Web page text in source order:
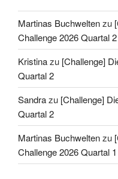
Martinas Buchweltenzu
Challenge 2026 Quartal 2
Kristinazu [Challenge]
Quartal 2
Sandrazu [Challenge]
Quartal 2
Martinas Buchweltenzu
Challenge 2026 Quartal 1